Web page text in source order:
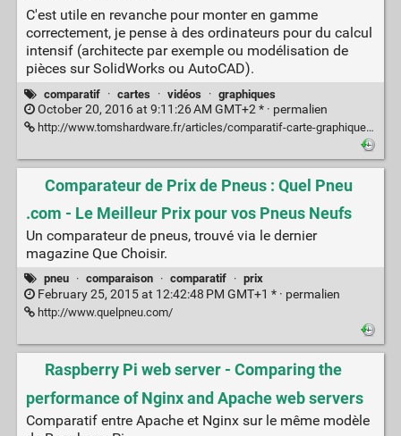
C'est utile en revanche pour monter en gamme
correctement, je pense à des ordinateurs pour du calcul
intensif (architecte par exemple ou modélisation de
pièces sur SolidWorks ou AutoCAD).
comparatif · cartes · vidéos · graphiques
October 20, 2016 at 9:11:26 AM GMT+2 * · permalien
http://www.tomshardware.fr/articles/comparatif-carte-graphique-geforce-radeon,2-874.html
Comparateur de Prix de Pneus : Quel Pneu
.com - Le Meilleur Prix pour vos Pneus Neufs
Un comparateur de pneus, trouvé via le dernier
magazine Que Choisir.
pneu · comparaison · comparatif · prix
February 25, 2015 at 12:42:48 PM GMT+1 * · permalien
http://www.quelpneu.com/
Raspberry Pi web server - Comparing the
performance of Nginx and Apache web servers
Comparatif entre Apache et Nginx sur le même modèle